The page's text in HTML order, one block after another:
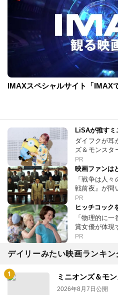
IMAXスペシャルサイト「IMAX
LiSAが推すミ
ダイフクが耳
ズ＆モンスタ
PR
映画ファンは
「戦争は人
戦前夜』が問
PR
ヒッチコック
「物理的に
賞女優が体現
PR
デイリーみたい映画ランキン
ミニオンズ＆モ
2026年8月7日公開